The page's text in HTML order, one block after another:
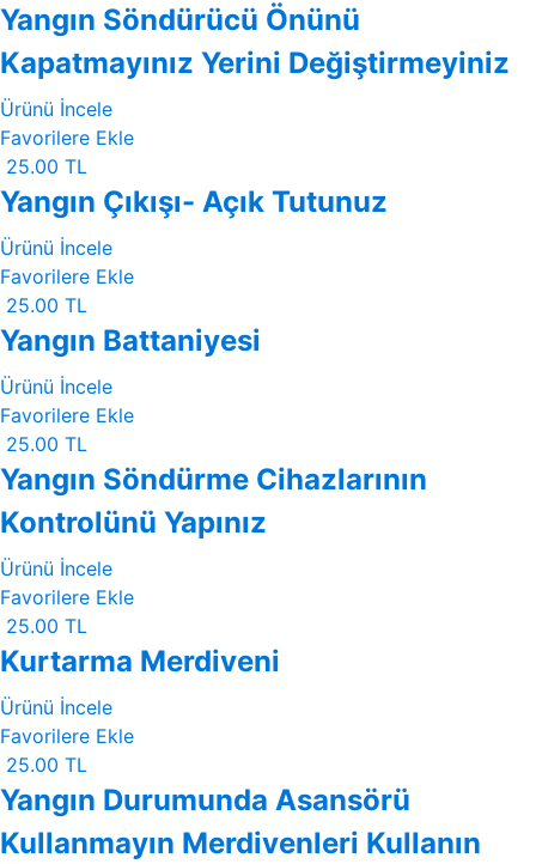
Yangın Söndürücü Önünü
Kapatmayınız Yerini Değiştirmeyiniz
Ürünü İncele
Favorilere Ekle
25.00 TL
Yangın Çıkışı- Açık Tutunuz
Ürünü İncele
Favorilere Ekle
25.00 TL
Yangın Battaniyesi
Ürünü İncele
Favorilere Ekle
25.00 TL
Yangın Söndürme Cihazlarının
Kontrolünü Yapınız
Ürünü İncele
Favorilere Ekle
25.00 TL
Kurtarma Merdiveni
Ürünü İncele
Favorilere Ekle
25.00 TL
Yangın Durumunda Asansörü
Kullanmayın Merdivenleri Kullanın